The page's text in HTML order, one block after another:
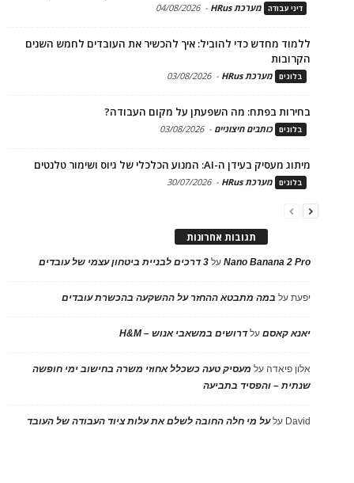
דיני עבודה מערכת HRus -
04/08/2026
ללמוד מחדש כדי להוביל: איך להכשיר את העובדים לחמש השנים
הקרובות
בלוגים מערכת HRus -
03/08/2026
בחירות בפתח: מה השפעתן על מקום העבודה?
בלוגים כותבים חיצוניים -
03/08/2026
מיתוג מעסיק בעידן ה-AI: המנוע הכלכלי של גיוס ושימור טלנטים
בלוגים מערכת HRus -
30/07/2026
תגובות אחרונות
Nano Banana 2 Proעל 3 דרכים לבניית ביטחון עצמי של עובדים
יפעתעל במה מתבטא ההחזר על ההשקעה בהכשרת עובדים
יאנא קאסםעלדרושים במשאבי אנוש – H&M
אלון פיאדה על מעסיק טעה כשכלל אחוזי משרה בחישוב ימי חופשה
שנתית – והפסיד בתביעה
David עלעל מי חלה החובה לשלם את עלות ציוד העבודה של העובד